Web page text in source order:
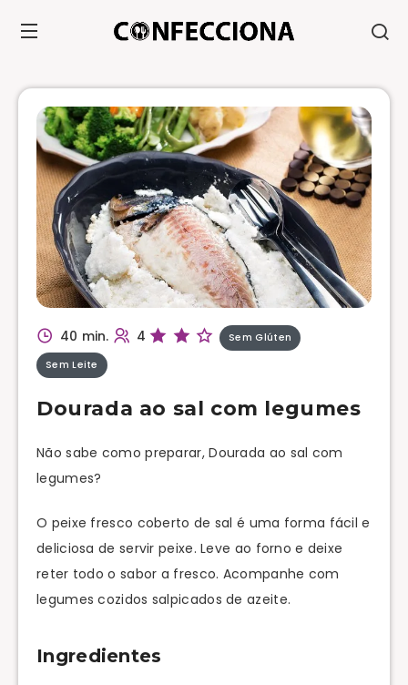
40 min. 4 Sem Glúten
Sem Leite
Dourada ao sal com legumes
Não sabe como preparar, Dourada ao sal com
legumes?
O peixe fresco coberto de sal é uma forma fácil e
deliciosa de servir peixe. Leve ao forno e deixe
reter todo o sabor a fresco. Acompanhe com
legumes cozidos salpicados de azeite.
Ingredientes